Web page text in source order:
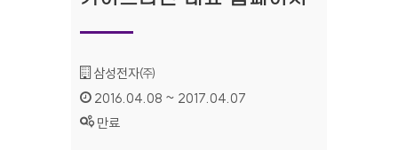
기관명 :
삼성전자㈜
인증기간 :
2016.04.08 ~ 2017.04.07
상태 :
만료